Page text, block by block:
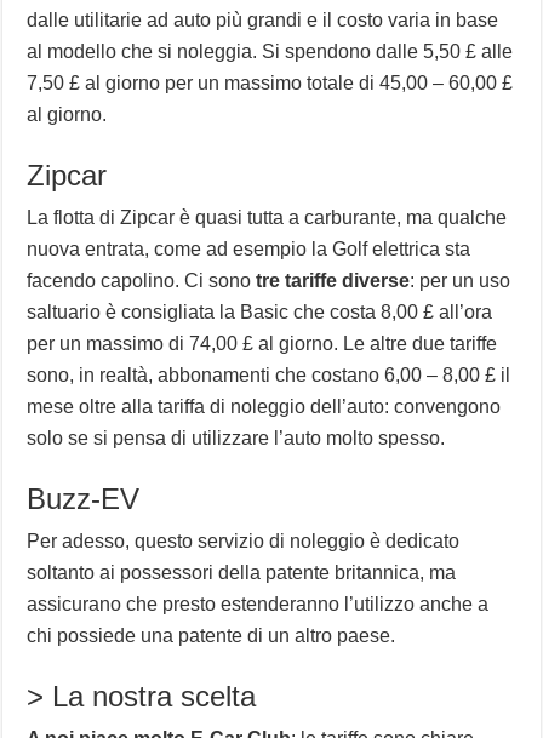
dalle utilitarie ad auto più grandi e il costo varia in base
al modello che si noleggia. Si spendono dalle 5,50 £ alle
7,50 £ al giorno per un massimo totale di 45,00 – 60,00 £
al giorno.
Zipcar
La flotta di Zipcar è quasi tutta a carburante, ma qualche
nuova entrata, come ad esempio la Golf elettrica sta
facendo capolino. Ci sonotre tariffe diverse: per un uso
saltuario è consigliata la Basic che costa 8,00 £ all’ora
per un massimo di 74,00 £ al giorno. Le altre due tariffe
sono, in realtà, abbonamenti che costano 6,00 – 8,00 £ il
mese oltre alla tariffa di noleggio dell’auto: convengono
solo se si pensa di utilizzare l’auto molto spesso.
Buzz-EV
Per adesso, questo servizio di noleggio è dedicato
soltanto ai possessori della patente britannica, ma
assicurano che presto estenderanno l’utilizzo anche a
chi possiede una patente di un altro paese.
> La nostra scelta